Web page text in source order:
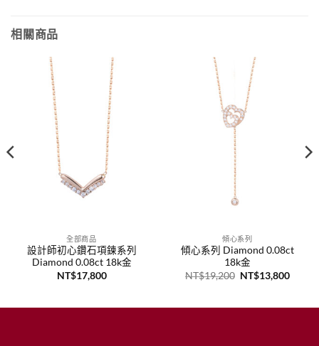
相關商品
全部商品
設計師初心鑽石項鍊系列
Diamond 0.08ct 18k金
NT$17,800
傾心系列
傾心系列 Diamond 0.08ct
18k金
NT$19,200 原
NT$19,200。
NT$13,800目